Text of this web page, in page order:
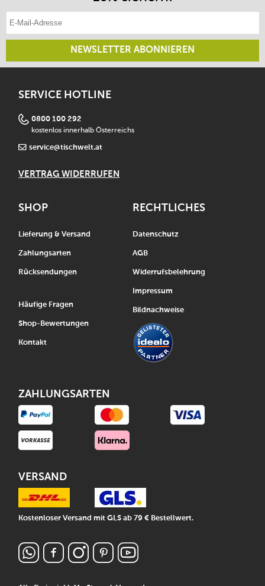
NEWSLETTER ABONNIEREN
SERVICE HOTLINE
0800 100 292
kostenlos innerhalb Österreichs
service@tischwelt.at
VERTRAG WIDERRUFEN
SHOP
Lieferung & Versand
Zahlungsarten
Rücksendungen
Häufige Fragen
Shop-Bewertungen
Kontakt
RECHTLICHES
Datenschutz
AGB
Widerrufsbelehrung
Impressum
Bildnachweise
ZAHLUNGSARTEN
VERSAND
Kostenloser Versand mit GLS ab 79 € Bestellwert.